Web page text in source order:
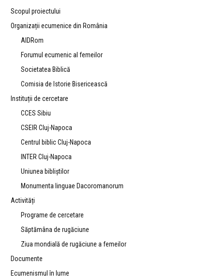
Scopul proiectului
Organizații ecumenice din România
AIDRom
Forumul ecumenic al femeilor
Societatea Biblică
Comisia de Istorie Bisericească
Instituții de cercetare
CCES Sibiu
CSEIR Cluj-Napoca
Centrul biblic Cluj-Napoca
INTER Cluj-Napoca
Uniunea bibliştilor
Monumenta linguae Dacoromanorum
Activități
Programe de cercetare
Săptămâna de rugăciune
Ziua mondială de rugăciune a femeilor
Documente
Ecumenismul în lume